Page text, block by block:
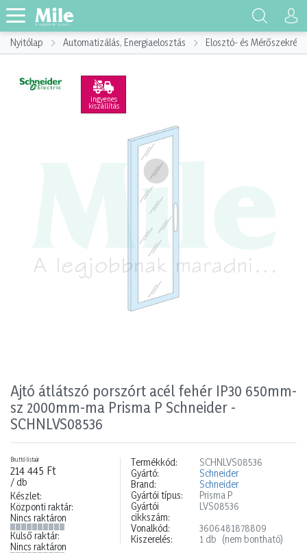
Nyitólap Automatizálás, Energiaelosztás Elosztó- és Mérőszekrény
ingyenes
kiszállítás
Ajtó átlátszó porszórt acél fehér IP30 650mm-
sz 2000mm-ma Prisma P Schneider -
SCHNLVS08536
Bruttó listaár
214 445 Ft
/ db
Készlet:
Központi raktár:
Nincs raktáron
Külső raktár:
Nincs raktáron
Termékkód:
SCHNLVS08536
Gyártó:
Schneider
Brand:
Schneider
Gyártói típus:
Prisma P
Gyártói
cikkszám:
LVS08536
Vonalkód:
3606481878809
Kiszerelés:
1 db (nem bontható)